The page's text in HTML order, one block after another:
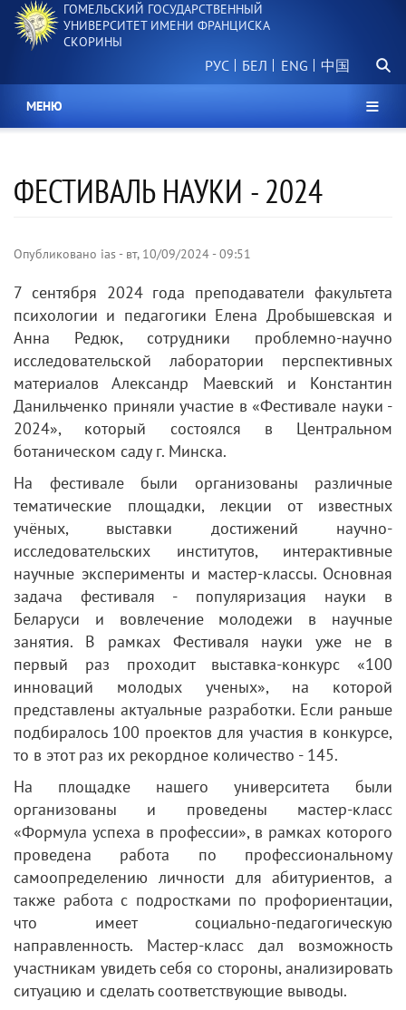
Перейти
основному
ГОМЕЛЬСКИЙ ГОСУДАРСТВЕННЫЙ
УНИВЕРСИТЕТ ИМЕНИ ФРАНЦИСКА
СКОРИНЫ
РУС БЕЛ 中国
МЕНЮ
ФЕСТИВАЛЬ НАУКИ - 2024
Опубликовано ias - вт, 10/09/2024 - 09:51
7 сентября 2024 года преподаватели факультета
психологии и педагогики Елена Дробышевская и
Анна Редюк, сотрудники проблемно-научно
исследовательской лаборатории перспективных
материалов Александр Маевский и Константин
Данильченко приняли участие в «Фестивале науки -
2024», который состоялся в Центральном
ботаническом саду г. Минска.
На фестивале были организованы различные
тематические площадки, лекции от известных
учёных, выставки достижений научно-
исследовательских институтов, интерактивные
научные эксперименты и мастер-классы. Основная
задача фестиваля - популяризация науки в
Беларуси и вовлечение молодежи в научные
занятия. В рамках Фестиваля науки уже не в
первый раз проходит выставка-конкурс «100
инноваций молодых ученых», на которой
представлены актуальные разработки. Если раньше
подбиралось 100 проектов для участия в конкурсе,
то в этот раз их рекордное количество - 145.
На площадке нашего университета были
организованы и проведены мастер-класс
«Формула успеха в профессии», в рамках которого
проведена работа по профессиональному
самоопределению личности для абитуриентов, а
также работа с подростками по профориентации,
что имеет социально-педагогическую
направленность. Мастер-класс дал возможность
участникам увидеть себя со стороны, анализировать
ситуацию и сделать соответствующие выводы.